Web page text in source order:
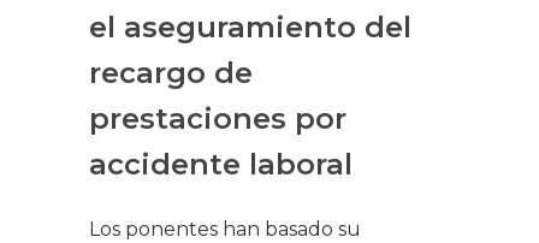
el aseguramiento del
recargo de
prestaciones por
accidente laboral
Los ponentes han basado su